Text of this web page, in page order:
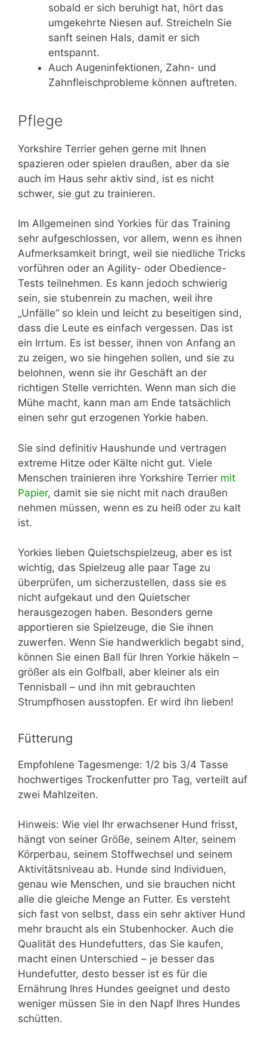
sobald er sich beruhigt hat, hört das
umgekehrte Niesen auf. Streicheln Sie
sanft seinen Hals, damit er sich
entspannt.
Auch Augeninfektionen, Zahn- und
Zahnfleischprobleme können auftreten.
Pflege
Yorkshire Terrier gehen gerne mit Ihnen
spazieren oder spielen draußen, aber da sie
auch im Haus sehr aktiv sind, ist es nicht
schwer, sie gut zu trainieren.
Im Allgemeinen sind Yorkies für das Training
sehr aufgeschlossen, vor allem, wenn es ihnen
Aufmerksamkeit bringt, weil sie niedliche Tricks
vorführen oder an Agility- oder Obedience-
Tests teilnehmen. Es kann jedoch schwierig
sein, sie stubenrein zu machen, weil ihre
„Unfälle“ so klein und leicht zu beseitigen sind,
dass die Leute es einfach vergessen. Das ist
ein Irrtum. Es ist besser, ihnen von Anfang an
zu zeigen, wo sie hingehen sollen, und sie zu
belohnen, wenn sie ihr Geschäft an der
richtigen Stelle verrichten. Wenn man sich die
Mühe macht, kann man am Ende tatsächlich
einen sehr gut erzogenen Yorkie haben.
Sie sind definitiv Haushunde und vertragen
extreme Hitze oder Kälte nicht gut. Viele
Menschen trainieren ihre Yorkshire Terrier mit
Papier, damit sie sie nicht mit nach draußen
nehmen müssen, wenn es zu heiß oder zu kalt
ist.
Yorkies lieben Quietschspielzeug, aber es ist
wichtig, das Spielzeug alle paar Tage zu
überprüfen, um sicherzustellen, dass sie es
nicht aufgekaut und den Quietscher
herausgezogen haben. Besonders gerne
apportieren sie Spielzeuge, die Sie ihnen
zuwerfen. Wenn Sie handwerklich begabt sind,
können Sie einen Ball für Ihren Yorkie häkeln –
größer als ein Golfball, aber kleiner als ein
Tennisball – und ihn mit gebrauchten
Strumpfhosen ausstopfen. Er wird ihn lieben!
Fütterung
Empfohlene Tagesmenge: 1/2 bis 3/4 Tasse
hochwertiges Trockenfutter pro Tag, verteilt auf
zwei Mahlzeiten.
Hinweis: Wie viel Ihr erwachsener Hund frisst,
hängt von seiner Größe, seinem Alter, seinem
Körperbau, seinem Stoffwechsel und seinem
Aktivitätsniveau ab. Hunde sind Individuen,
genau wie Menschen, und sie brauchen nicht
alle die gleiche Menge an Futter. Es versteht
sich fast von selbst, dass ein sehr aktiver Hund
mehr braucht als ein Stubenhocker. Auch die
Qualität des Hundefutters, das Sie kaufen,
macht einen Unterschied – je besser das
Hundefutter, desto besser ist es für die
Ernährung Ihres Hundes geeignet und desto
weniger müssen Sie in den Napf Ihres Hundes
schütten.